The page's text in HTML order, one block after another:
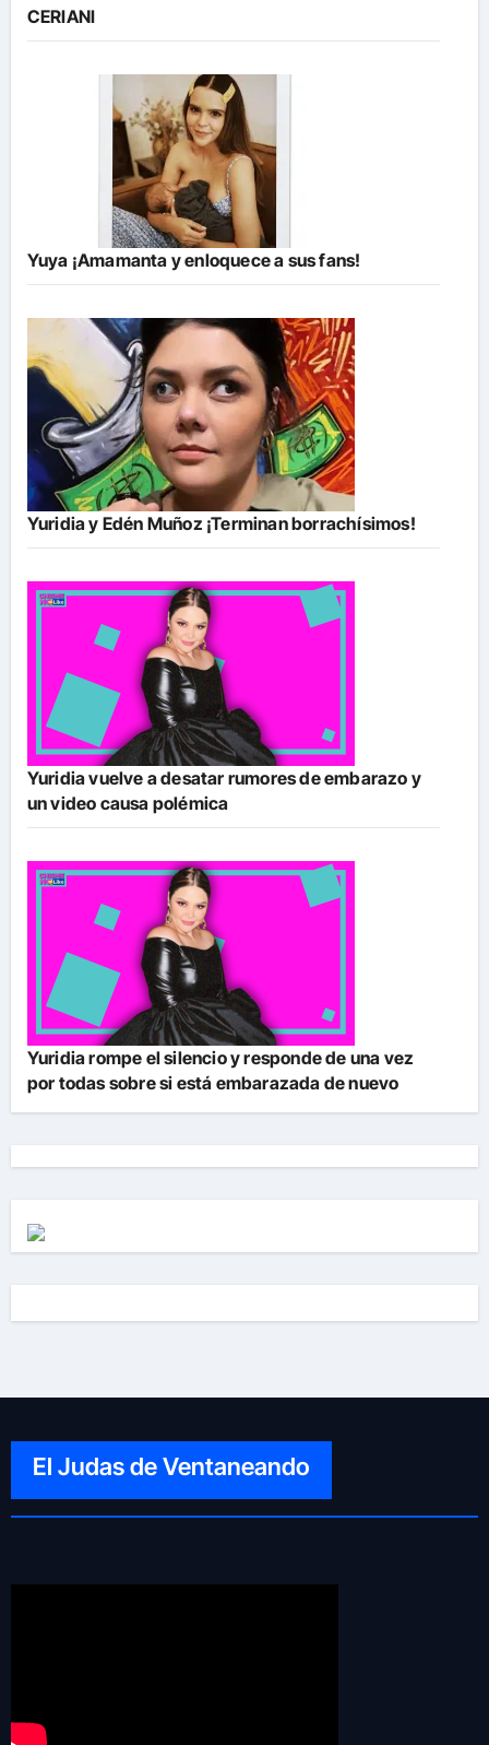
CERIANI
Yuya ¡Amamanta y enloquece a sus fans!
Yuridia y Edén Muñoz ¡Terminan borrachísimos!
Yuridia vuelve a desatar rumores de embarazo y
un video causa polémica
Yuridia rompe el silencio y responde de una vez
por todas sobre si está embarazada de nuevo
El Judas de Ventaneando